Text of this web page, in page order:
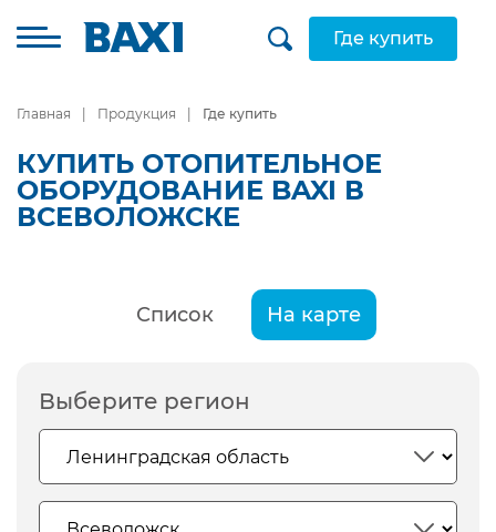
Где купить
Главная Продукция Где купить
КУПИТЬ ОТОПИТЕЛЬНОЕ
ОБОРУДОВАНИЕ BAXI В
ВСЕВОЛОЖСКЕ
Список На карте
Выберите регион